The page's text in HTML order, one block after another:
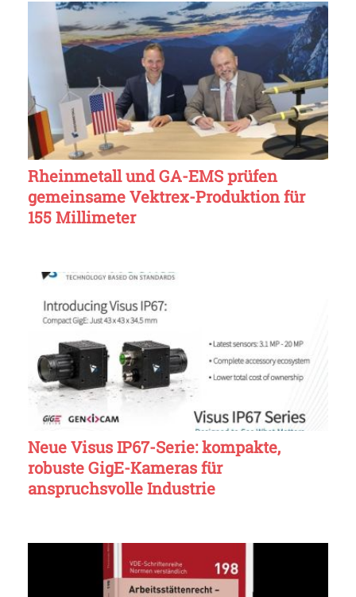
Rheinmetall und GA-EMS prüfen
gemeinsame Vektrex-Produktion für
155 Millimeter
Neue Visus IP67-Serie: kompakte,
robuste GigE-Kameras für
anspruchsvolle Industrie